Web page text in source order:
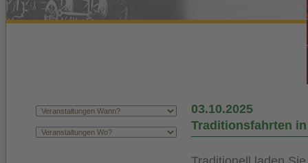
03.10.2025
Traditionsfahrten